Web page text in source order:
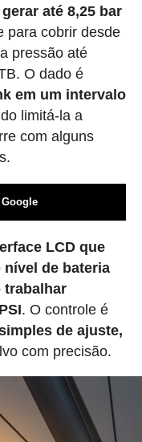
até 8,25 bar
para cobrir desde
pressão até
O dado é
em um intervalo
limitá-la a
com alguns
LCD que
nível de bateria
trabalhar
. O controle é
de ajuste,
com precisão.